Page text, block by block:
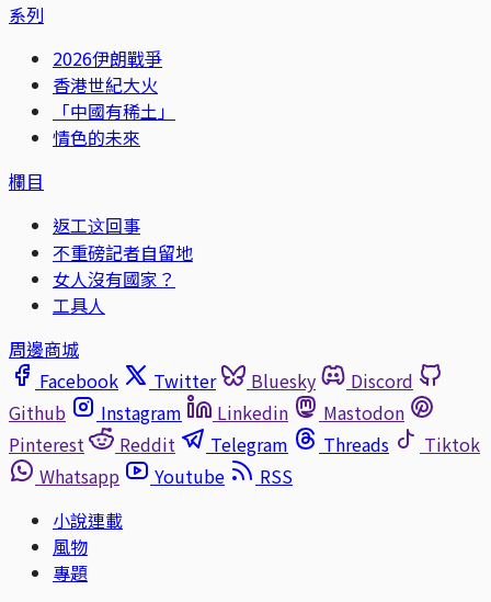
系列
2026伊朗戰爭
香港世紀大火
「中國有稀土」
情色的未來
欄目
返工这回事
不重磅記者自留地
女人沒有國家？
工具人
周邊商城
Facebook
Twitter Bluesky
Discord
Github
Instagram Linkedin
Mastodon
Pinterest
Reddit Telegram Threads
Tiktok
Whatsapp
Youtube
RSS
小說連載
風物
專題